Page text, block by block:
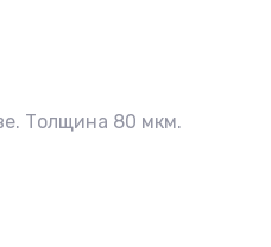
Толщина 80 мкм.